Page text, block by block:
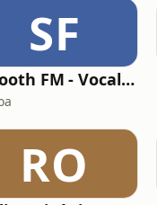
SF
Smooth FM - Vocal Jazz
RO